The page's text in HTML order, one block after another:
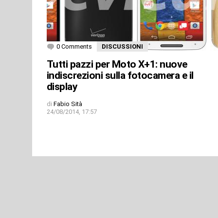
0 Comments DISCUSSIONI
Tutti pazzi per Moto X+1: nuove
indiscrezioni sulla fotocamera e il
display
di Fabio Sità
24/08/2014, 17:57